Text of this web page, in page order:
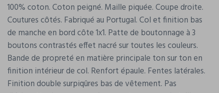
100% coton. Coton peigné. Maille piquée. Coupe droite.
Coutures côtés. Fabriqué au Portugal. Col et finition bas
de manche en bord côte 1x1. Patte de boutonnage à 3
boutons contrastés effet nacré sur toutes les couleurs.
Bande de propreté en matière principale ton sur ton en
finition intérieur de col. Renfort épaule. Fentes latérales.
Finition double surpiqûres bas de vêtement. Pas